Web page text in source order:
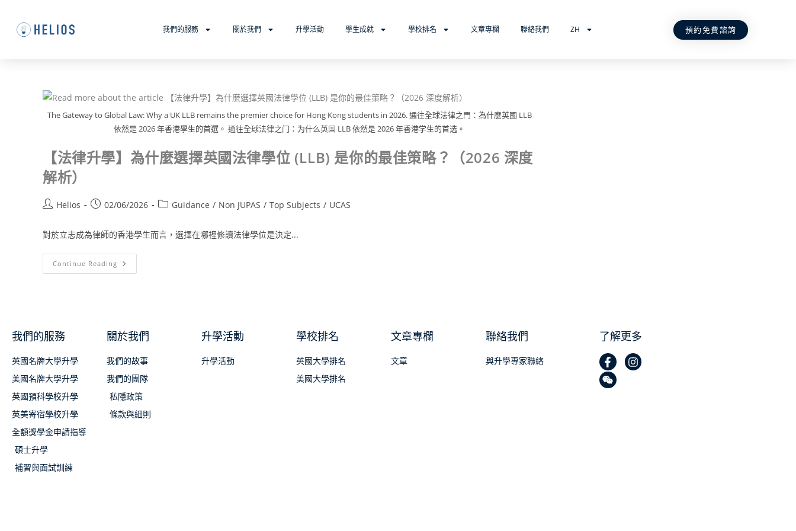
我們的服務 關於我們 升學活動 學生成就 學校排名 文章專欄 聯絡我們 ZH 預約免費諮詢
The Gateway to Global Law: Why a UK LLB remains the premier choice for Hong Kong students in 2026. 通往全球法律之門：為什麼英國 LLB
依然是 2026 年香港學生的首選。 通往全球法律之门：为什么英国 LLB 依然是 2026 年香港学生的首选。
【法律升學】為什麼選擇英國法律學位 (LLB) 是你的最佳策略？（2026 深度
解析）
Helios 02/06/2026 Guidance / Non JUPAS / Top Subjects / UCAS
對於立志成為律師的香港學生而言，選擇在哪裡修讀法律學位是決定...
Continue Reading
我們的服務
英國名牌大學升學
美國名牌大學升學
英國預科學校升學
英美寄宿學校升學
全額獎學金申請指導
碩士升學
補習與面試訓練
關於我們
我們的故事
我們的團隊
私隱政策
條款與細則
升學活動
升學活動
學校排名
英國大學排名
美國大學排名
文章專欄
文章
聯絡我們
與升學專家聯絡
了解更多